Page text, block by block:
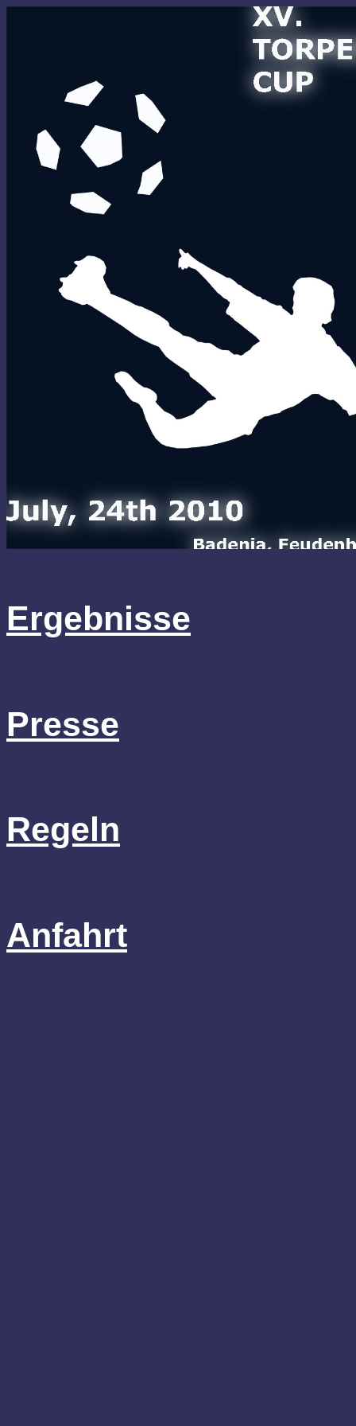
Ergebnisse
Presse
Regeln
Anfahrt